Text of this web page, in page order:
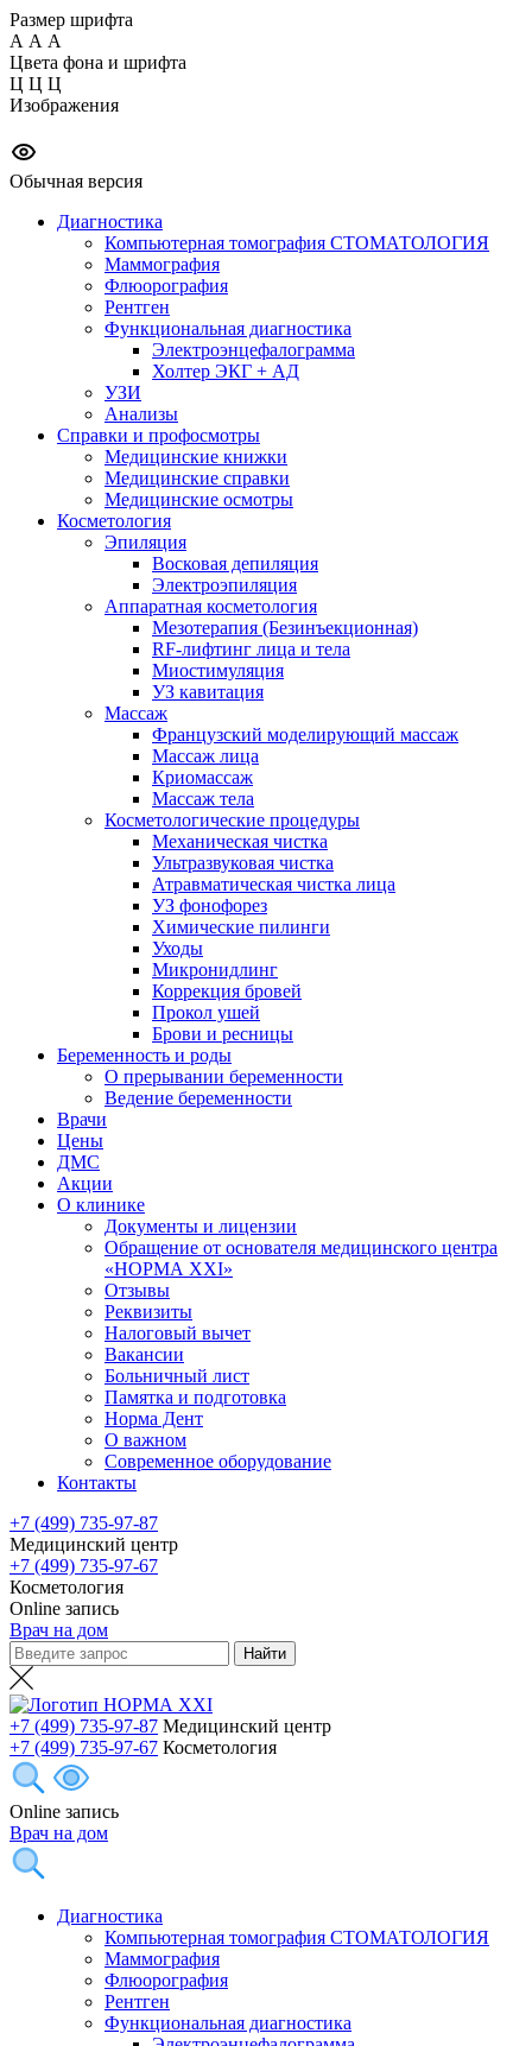
Размер шрифта
А А А
Цвета фона и шрифта
Ц Ц Ц
Изображения
Обычная версия
Диагностика
Компьютерная томография СТОМАТОЛОГИЯ
Маммография
Флюорография
Рентген
Функциональная диагностика
Электроэнцефалограмма
Холтер ЭКГ + АД
УЗИ
Анализы
Справки и профосмотры
Медицинские книжки
Медицинские справки
Медицинские осмотры
Косметология
Эпиляция
Восковая депиляция
Электроэпиляция
Аппаратная косметология
Мезотерапия (Безинъекционная)
RF-лифтинг лица и тела
Миостимуляция
УЗ кавитация
Массаж
Французский моделирующий массаж
Массаж лица
Криомассаж
Массаж тела
Косметологические процедуры
Механическая чистка
Ультразвуковая чистка
Атравматическая чистка лица
УЗ фонофорез
Химические пилинги
Уходы
Микронидлинг
Коррекция бровей
Прокол ушей
Брови и ресницы
Беременность и роды
О прерывании беременности
Ведение беременности
Врачи
Цены
ДМС
Акции
О клинике
Документы и лицензии
Обращение от основателя медицинского центра
«НОРМА ХХI»
Отзывы
Реквизиты
Налоговый вычет
Вакансии
Больничный лист
Памятка и подготовка
Норма Дент
О важном
Современное оборудование
Контакты
+7 (499) 735-97-87
Медицинский центр
+7 (499) 735-97-67
Косметология
Online запись
Врач на дом
+7 (499) 735-97-87 Медицинский центр
+7 (499) 735-97-67 Косметология
Online запись
Врач на дом
Диагностика
Компьютерная томография СТОМАТОЛОГИЯ
Маммография
Флюорография
Рентген
Функциональная диагностика